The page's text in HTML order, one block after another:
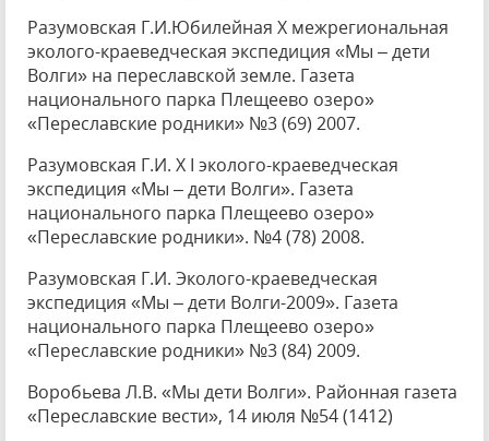
Разумовская Г.И.Юбилейная Х межрегиональная
эколого-краеведческая экспедиция «Мы – дети
Волги» на переславской земле. Газета
национального парка Плещеево озеро»
«Переславские родники» №3 (69) 2007.
Разумовская Г.И. Х I эколого-краеведческая
экспедиция «Мы – дети Волги». Газета
национального парка Плещеево озеро»
«Переславские родники». №4 (78) 2008.
Разумовская Г.И. Эколого-краеведческая
экспедиция «Мы – дети Волги-2009». Газета
национального парка Плещеево озеро»
«Переславские родники» №3 (84) 2009.
Воробьева Л.В. «Мы дети Волги». Районная газета
«Переславские вести», 14 июля №54 (1412)